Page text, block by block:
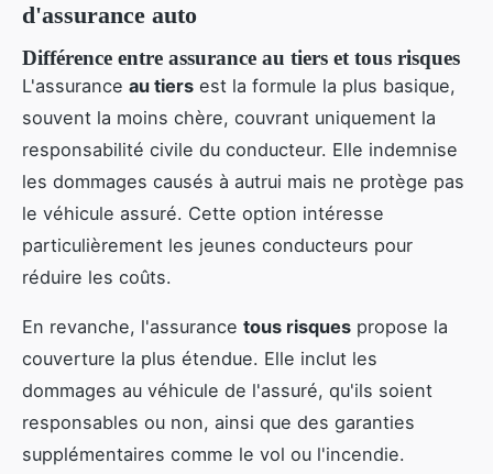
d'assurance auto
Différence entre assurance au tiers et tous risques
L'assurance au tiers est la formule la plus basique,
souvent la moins chère, couvrant uniquement la
responsabilité civile du conducteur. Elle indemnise
les dommages causés à autrui mais ne protège pas
le véhicule assuré. Cette option intéresse
particulièrement les jeunes conducteurs pour
réduire les coûts.
En revanche, l'assurance tous risques propose la
couverture la plus étendue. Elle inclut les
dommages au véhicule de l'assuré, qu'ils soient
responsables ou non, ainsi que des garanties
supplémentaires comme le vol ou l'incendie.